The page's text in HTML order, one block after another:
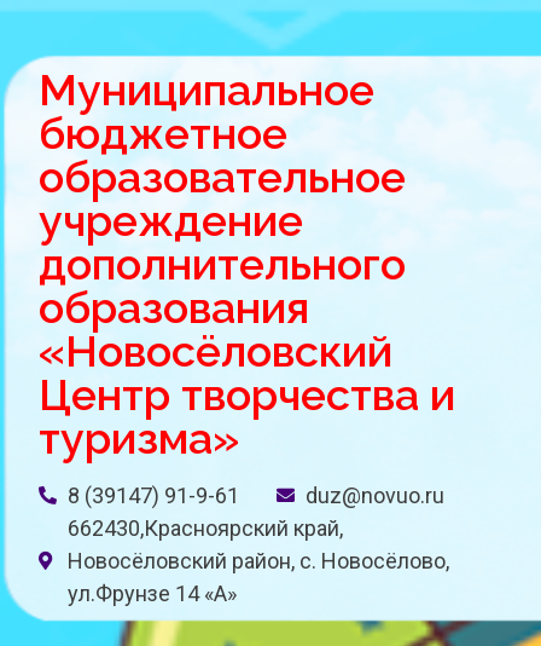
Муниципальное
бюджетное
образовательное
учреждение
дополнительного
образования
«Новосёловский
Центр творчества и
туризма»
8 (39147) 91-9-61
duz@novuo.ru
662430,Красноярский край,
Новосёловский район, с. Новосёлово,
ул.Фрунзе 14 «A»